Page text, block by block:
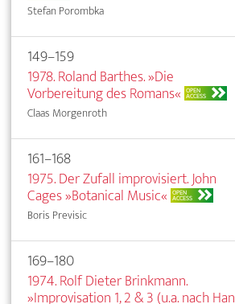
Stefan Porombka
149–159
1978. Roland Barthes. »Die
Vorbereitung des Romans« OPEN
ACCESS
Claas Morgenroth
161–168
1975. Der Zufall improvisiert. John
Cages »Botanical Music« OPEN
ACCESS
Boris Previsic
169–180
1974. Rolf Dieter Brinkmann.
»Improvisation 1, 2 & 3 (u.a. nach Han